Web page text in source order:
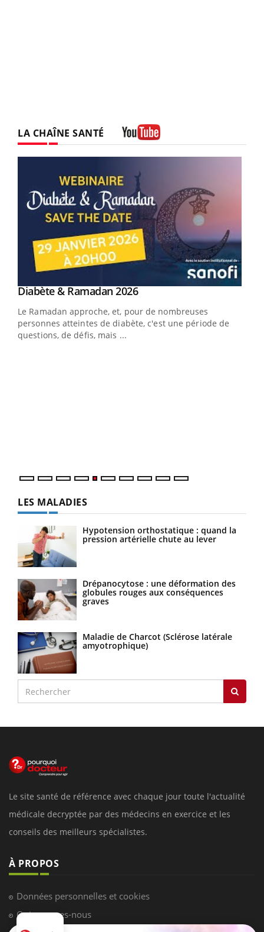
LA CHAÎNE SANTÉ
Youtube
Diabète & Ramadan 2026Youtube
Le Ramadan approche, et, pour de nombreuses
personnes atteintes de diabète, c'est une période de
questions, de défis, mais ...
LES MALADIES
Hypotension orthostatique : quand la
pression artérielle chute au lever
Drépanocytose : une déformation des
globules rouges aux conséquences
graves
Maladie de Charcot (Sclérose latérale
amyotrophique)
Le site santé de référence avec chaque jour toute l'actualité
médicale decryptée par des médecins en exercice et les
conseils des meilleurs spécialistes.
À PROPOS
Données personnelles et cookies
Qui sommes-nous